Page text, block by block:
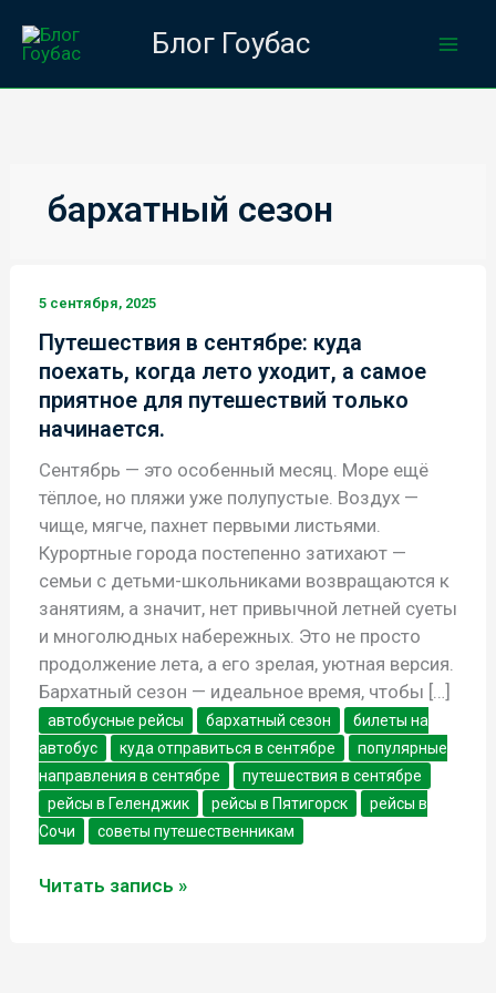
содержимому
Блог Гоубас
бархатный сезон
5 сентября, 2025
Путешествия в сентябре: куда
поехать, когда лето уходит, а самое
приятное для путешествий только
начинается.
Сентябрь — это особенный месяц. Море ещё
тёплое, но пляжи уже полупустые. Воздух —
чище, мягче, пахнет первыми листьями.
Курортные города постепенно затихают —
семьи с детьми-школьниками возвращаются к
занятиям, а значит, нет привычной летней суеты
и многолюдных набережных. Это не просто
продолжение лета, а его зрелая, уютная версия.
Бархатный сезон — идеальное время, чтобы […]
автобусные рейсы бархатный сезон
билеты на
автобус
куда отправиться в сентябре
популярные
направления в сентябре
путешествия в сентябре
рейсы в Геленджик
рейсы в Пятигорск
рейсы в
Сочи
советы путешественникам
Путешествия
Читать запись »